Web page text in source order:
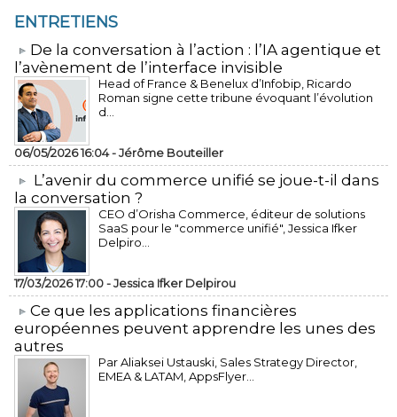
ENTRETIENS
​De la conversation à l’action : l’IA agentique et
l’avènement de l’interface invisible
Head of France & Benelux d’Infobip, Ricardo
Roman signe cette tribune évoquant l’évolution
d...
06/05/2026 16:04 -Jérôme Bouteiller
L’avenir du commerce unifié se joue-t-il dans
la conversation ?
CEO d’Orisha Commerce, éditeur de solutions
SaaS pour le "commerce unifié", Jessica Ifker
Delpiro...
17/03/2026 17:00 -Jessica Ifker Delpirou
​Ce que les applications financières
européennes peuvent apprendre les unes des
autres
Par Aliaksei Ustauski, Sales Strategy Director,
EMEA & LATAM, AppsFlyer...